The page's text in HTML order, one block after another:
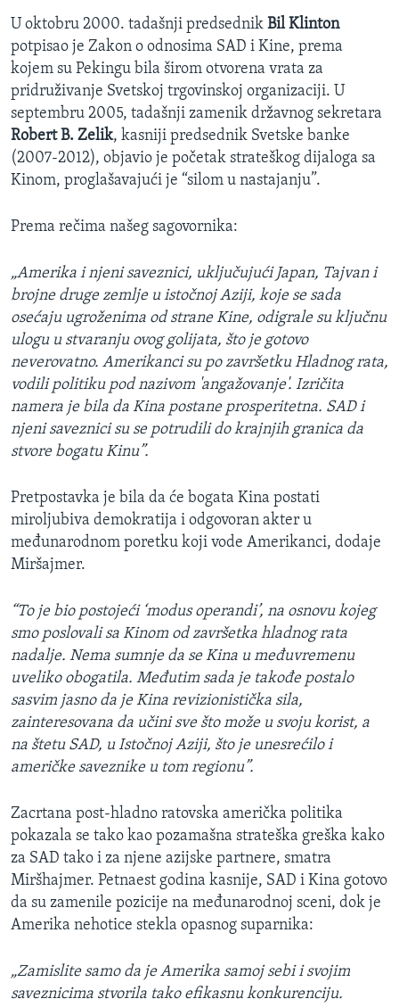
U oktobru 2000. tadašnji predsednik Bil Klinton
potpisao je Zakon o odnosima SAD i Kine, prema
kojem su Pekingu bila širom otvorena vrata za
pridruživanje Svetskoj trgovinskoj organizaciji. U
septembru 2005, tadašnji zamenik državnog sekretara
Robert B. Zelik, kasniji predsednik Svetske banke
(2007-2012), objavio je početak strateškog dijaloga sa
Kinom, proglašavajući je “silom u nastajanju”.
Prema rečima našeg sagovornika:
„Amerika i njeni saveznici, uključujući Japan, Tajvan i
brojne druge zemlje u istočnoj Aziji, koje se sada
osećaju ugroženima od strane Kine, odigrale su ključnu
ulogu u stvaranju ovog golijata, što je gotovo
neverovatno. Amerikanci su po završetku Hladnog rata,
vodili politiku pod nazivom 'angažovanje'. Izričita
namera je bila da Kina postane prosperitetna. SAD i
njeni saveznici su se potrudili do krajnjih granica da
stvore bogatu Kinu”.
Pretpostavka je bila da će bogata Kina postati
miroljubiva demokratija i odgovoran akter u
međunarodnom poretku koji vode Amerikanci, dodaje
Miršajmer.
“To je bio postojeći ‘modus operandi’, na osnovu kojeg
smo poslovali sa Kinom od završetka hladnog rata
nadalje. Nema sumnje da se Kina u međuvremenu
uveliko obogatila. Međutim sada je takođe postalo
sasvim jasno da je Kina revizionistička sila,
zainteresovana da učini sve što može u svoju korist, a
na štetu SAD, u Istočnoj Aziji, što je unesrećilo i
američke saveznike u tom regionu”.
Zacrtana post-hladno ratovska američka politika
pokazala se tako kao pozamašna strateška greška kako
za SAD tako i za njene azijske partnere, smatra
Miršhajmer. Petnaest godina kasnije, SAD i Kina gotovo
da su zamenile pozicije na međunarodnoj sceni, dok je
Amerika nehotice stekla opasnog suparnika:
„Zamislite samo da je Amerika samoj sebi i svojim
saveznicima stvorila tako efikasnu konkurenciju.